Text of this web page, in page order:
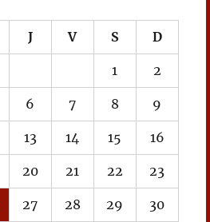
J V S D
1 2
6 7 8 9
13 14 15 16
20 21 22 23
27 28 29 30